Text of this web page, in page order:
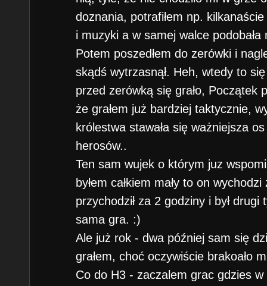
doznania, potrafiłem np.
i muzyki a w samej walce
Potem poszedłem do zerówki i
skądś wytrzasnął. Heh, wtedy to
przed zerówką się grało, Początek
że grałem już bardziej taktycznie,
królestwa stawała się ważniejsza
herosów..
Ten sam wujek o którym juz
byłem całkiem mały to on
przychodził za 2 godziny i był
sama gra. :)
Ale już rok - dwa później sam się
grałem, choć oczywiście brakoało
Co do H3 - zaczalem grac gdzies